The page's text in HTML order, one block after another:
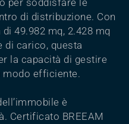
per soddisfare le
di distribuzione. Con
49.982 mq, 2.428 mq
di carico, questa
la capacità di gestire
efficiente.
è
Certificato BREEAM